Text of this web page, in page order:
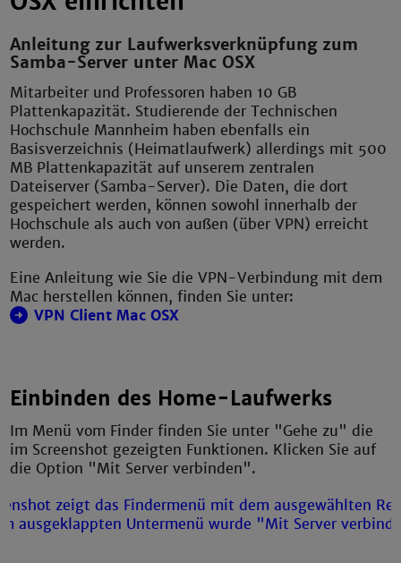
Anleitung zur Laufwerksverknüpfung zum
Samba-Server unter Mac OSX
Mitarbeiter und Professoren haben 10 GB
Plattenkapazität. Studierende der Technischen
Hochschule Mannheim haben ebenfalls ein
Basisverzeichnis (Heimatlaufwerk) allerdings mit 500
MB Plattenkapazität auf unserem zentralen
Dateiserver (Samba-Server). Die Daten, die dort
gespeichert werden, können sowohl innerhalb der
Hochschule als auch von außen (über VPN) erreicht
werden.
Eine Anleitung wie Sie die VPN-Verbindung mit dem
Mac herstellen können, finden Sie unter:
VPN Client Mac OSX
Einbinden des Home-Laufwerks
Im Menü vom Finder finden Sie unter "Gehe zu" die
im Screenshot gezeigten Funktionen. Klicken Sie auf
die Option "Mit Server verbinden".